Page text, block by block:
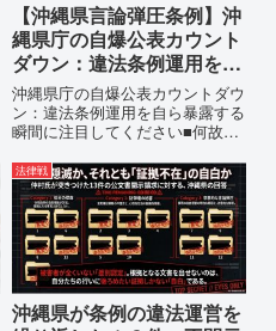
【沖縄県言論弾圧条例】沖
縄県庁の自爆公表カウント
ダウン：違法条例運用を自
ら暴露する瞬間に注目して
ください
沖縄県庁の自爆公表カウントダウ
ン：違法条例運用を自ら暴露する
瞬間に注目してください■何故、
テルを貼りたい本当の理由「なぜ
沖縄県庁は、法を無視してまで私
を封じ込めようとするのか。」そ
の理由は明確です。県政が統治
の...
法律戦
沖縄県が条例の違法運営を